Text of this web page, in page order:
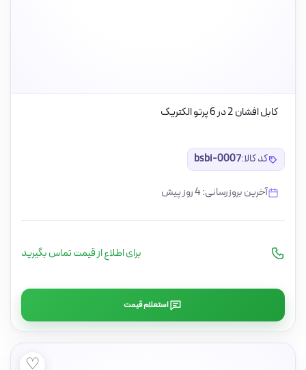
کابل افشان 2 در 6 پرتو الکتریک
کد کالا:bsbi-0007
آخرین بروزرسانی: 4 روز پیش
برای اطلاع از قیمت تماس بگیرید
استعلام قیمت